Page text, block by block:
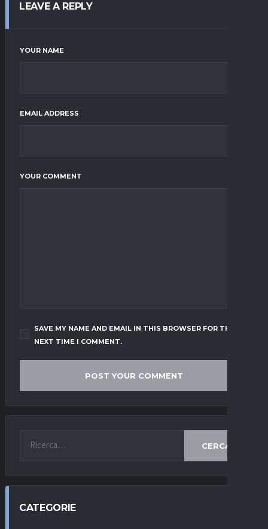
LEAVE A REPLY
YOUR NAME
EMAIL ADDRESS
YOUR COMMENT
SAVE MY NAME AND EMAIL IN THIS BROWSER FOR THE
NEXT TIME I COMMENT.
CERCA
CATEGORIE